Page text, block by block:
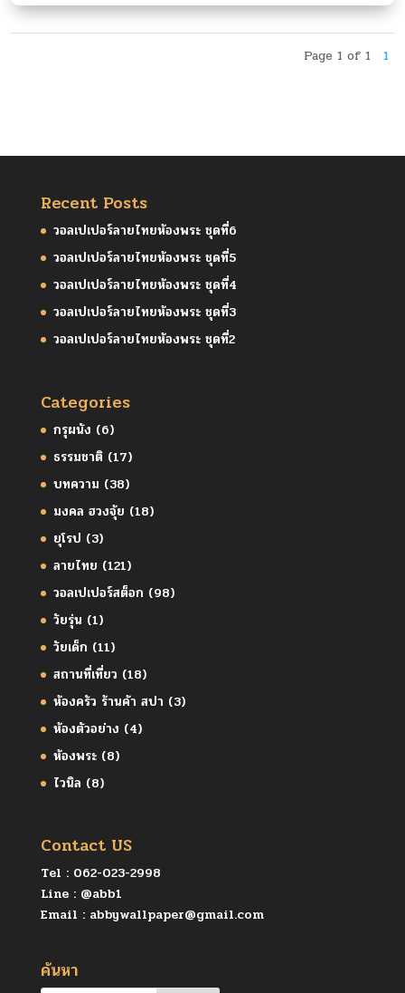
Page 1 of 1 1
Recent Posts
วอลเปเปอร์ลายไทยห้องพระ ชุดที่6
วอลเปเปอร์ลายไทยห้องพระ ชุดที่5
วอลเปเปอร์ลายไทยห้องพระ ชุดที่4
วอลเปเปอร์ลายไทยห้องพระ ชุดที่3
วอลเปเปอร์ลายไทยห้องพระ ชุดที่2
Categories
กรุผนัง (6)
ธรรมชาติ(17)
บทความ (38)
มงคล ฮวงจุ้ย (18)
ยุโรป (3)
ลายไทย (121)
วอลเปเปอร์สต็อก (98)
วัยรุ่น (1)
วัยเด็ก (11)
สถานที่เที่ยว (18)
ห้องครัว ร้านค้า สปา (3)
ห้องตัวอย่าง (4)
ห้องพระ(8)
ไวนิล (8)
Contact US
Tel : 062-023-2998
Line : @abb1
Email : abbywallpaper@gmail.com
ค้นหา